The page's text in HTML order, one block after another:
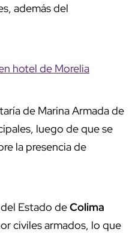
además del
hotel de Morelia
de Marina Armada de
luego de que se
la presencia de
Estado deColima
civiles armados, lo que